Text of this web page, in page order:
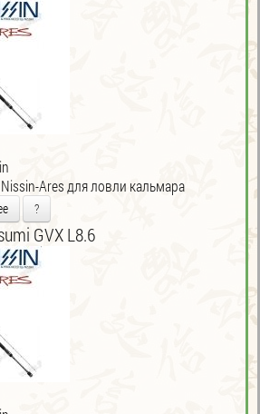
Ares для ловли кальмара
?
GVX L8.6